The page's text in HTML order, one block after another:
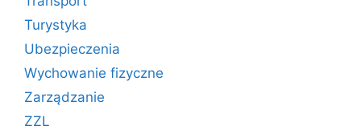
Turystyka
Ubezpieczenia
Wychowanie fizyczne
Zarządzanie
ZZL